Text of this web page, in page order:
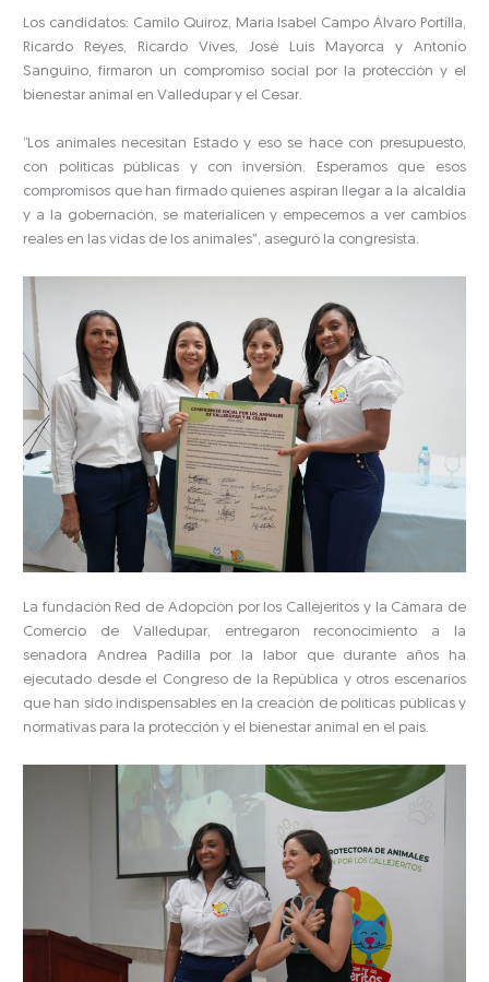
Los candidatos: Camilo Quiroz, María Isabel Campo Álvaro Portilla,
Ricardo Reyes, Ricardo Vives, José Luis Mayorca y Antonio
Sanguino, firmaron un compromiso social por la protección y el
bienestar animal en Valledupar y el Cesar.
“Los animales necesitan Estado y eso se hace con presupuesto,
con políticas públicas y con inversión. Esperamos que esos
compromisos que han firmado quienes aspiran llegar a la alcaldía
y a la gobernación, se materialicen y empecemos a ver cambios
reales en las vidas de los animales”, aseguró la congresista.
La fundación Red de Adopción por los Callejeritos y la Cámara de
Comercio de Valledupar, entregaron reconocimiento a la
senadora Andrea Padilla por la labor que durante años ha
ejecutado desde el Congreso de la República y otros escenarios
que han sido indispensables en la creación de políticas públicas y
normativas para la protección y el bienestar animal en el país.